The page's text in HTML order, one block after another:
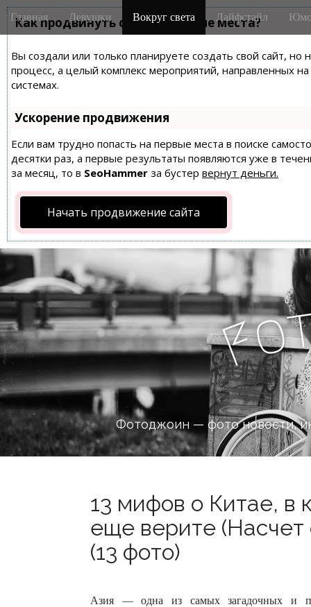
Как продвинуть сайт на первые места?
Вы создали или только планируете создать свой сайт,
процесс, а целый комплекс мероприятий, направленных
системах.
Ускорение продвижения
Если вам трудно попасть на первые места в поиске
десятки раз, а первые результаты появляются уже в
за месяц, то в SeoHammer за бустер вернут деньги.
Начать продвижение сайта
M
a
n
m
e
n
u
i
Главная Девушки Вокруг света Лайфстайл
Fo
Фотоджоин — фото новости,
13 мифов о Китае, в
еще верите
(13 фото)
Азия — одна из самых загадочных и